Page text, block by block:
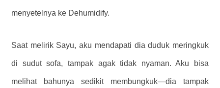
menyetelnya ke Dehumidify.
Saat melirik Sayu, aku mendapati dia duduk meringkuk
di sudut sofa, tampak agak tidak nyaman. Aku bisa
melihat bahunya sedikit membungkuk—dia tampak